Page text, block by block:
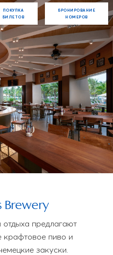
ПОКУПКА
БИЛЕТОВ
БРОНИРОВАНИЕ
НОМЕРОВ
Brewery
предлагают
крафтовое пиво и
закуски.